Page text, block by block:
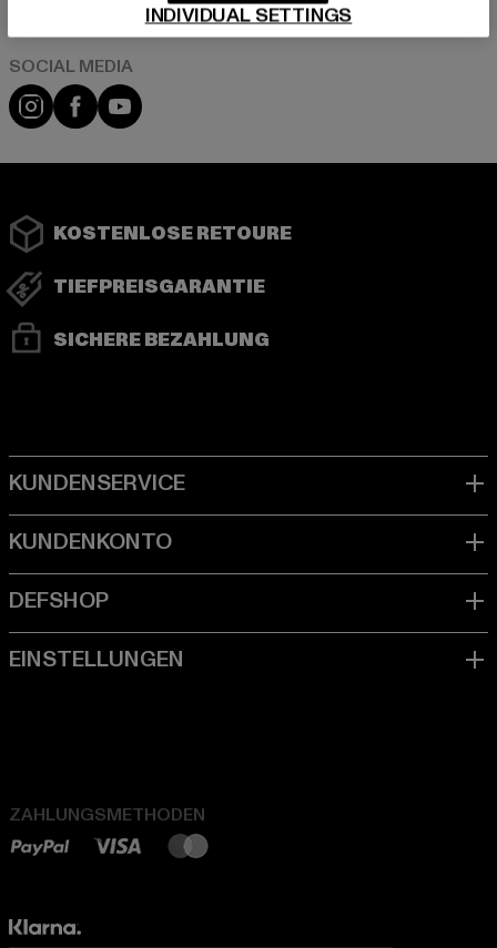
Instagram
FacebookYouTube
KOSTENLOSE RETOURE
TIEFPREISGARANTIE
SICHERE BEZAHLUNG
ZAHLUNGSMETHODEN
INDIVIDUAL SETTINGS